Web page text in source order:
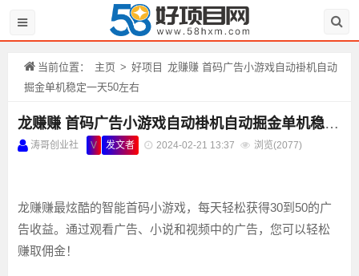
当前位置： 主页 > 好项目 龙赚赚 首码广告小游戏自动褂机自动
掘金单机稳定一天50左右
龙赚赚 首码广告小游戏自动褂机自动掘金单机稳定一天50左右
涛哥创业社 V 发文者 2024-02-21 13:37 浏览(2077)
龙赚赚最炫酷的智能首码小游戏，每天轻松获得30到50的广
告收益。通过观看广告、小说和视频中的广告，您可以轻松
赚取佣金！